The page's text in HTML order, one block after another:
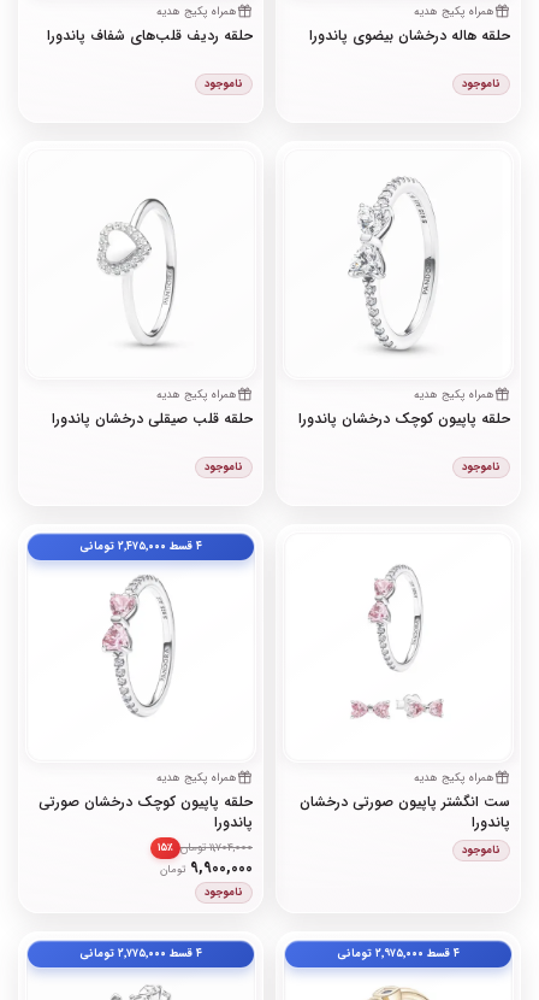
همراه پکیج هدیه
حلقه هاله درخشان بیضوی پاندورا
ناموجود
همراه پکیج هدیه
حلقه ردیف قلب‌های شفاف پاندورا
ناموجود
همراه پکیج هدیه
حلقه پاپیون کوچک درخشان پاندورا
ناموجود
همراه پکیج هدیه
حلقه قلب صیقلی درخشان پاندورا
ناموجود
همراه پکیج هدیه
ست انگشتر پاپیون صورتی درخشان
پاندورا
ناموجود
۴ قسط ۲٬۴۷۵٬۰۰۰ تومانی
همراه پکیج هدیه
حلقه پاپیون کوچک درخشان صورتی
پاندورا
9,900,000 تومان
11,704,000 تومان ۱۵٪
ناموجود
۴ قسط ۲٬۹۷۵٬۰۰۰ تومانی ۴ قسط ۲٬۷۷۵٬۰۰۰ تومانی